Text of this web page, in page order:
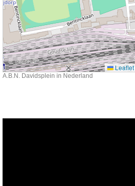
Leaflet
A.B.N. Davidsplein in Nederland